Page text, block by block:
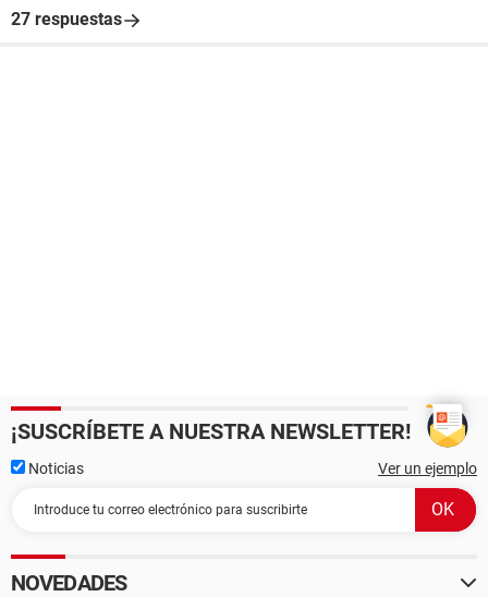
27 respuestas
¡SUSCRÍBETE A NUESTRA NEWSLETTER!
Noticias Ver un ejemplo
NOVEDADES